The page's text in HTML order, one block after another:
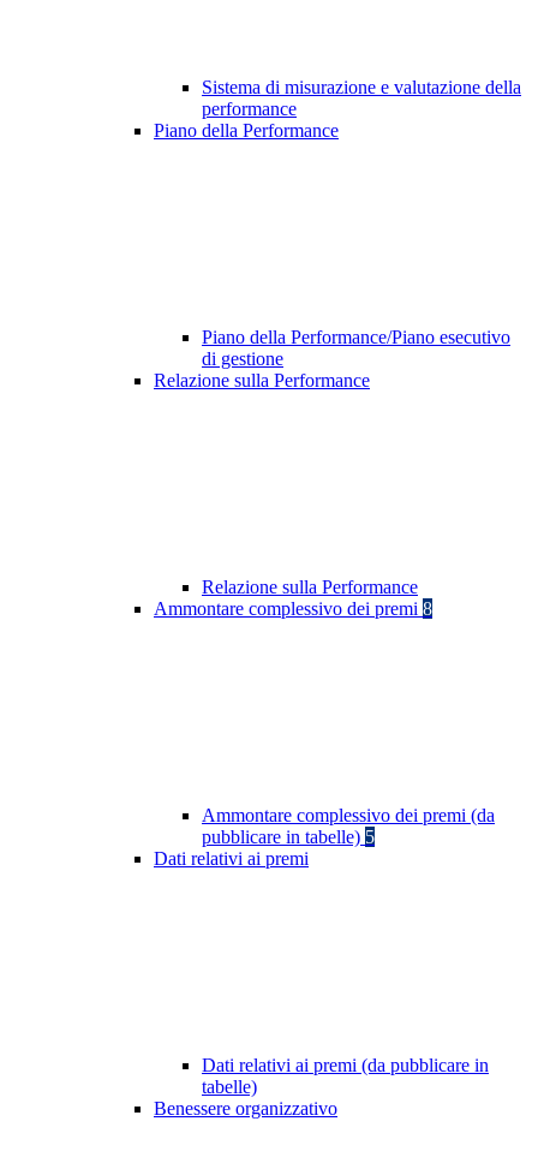
Sistema di misurazione e valutazione della
performance
Piano della Performance
Piano della Performance/Piano esecutivo
di gestione
Relazione sulla Performance
Relazione sulla Performance
Ammontare complessivo dei premi 8
Ammontare complessivo dei premi (da
pubblicare in tabelle) 5
Dati relativi ai premi
Dati relativi ai premi (da pubblicare in
tabelle)
Benessere organizzativo